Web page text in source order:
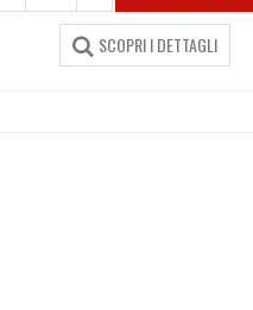
SCOPRI I DETTAGLI